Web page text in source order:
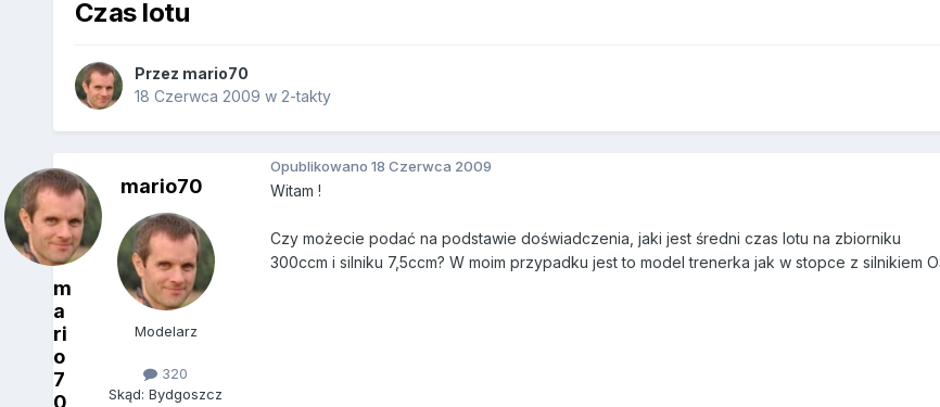
Czas lotu
Przez mario70
18 Czerwca 2009 w 2-takty
m
a
ri
o
7
0
mario70
Modelarz
320
Skąd: Bydgoszcz
Opublikowano 18 Czerwca 2009
Witam !
Czy możecie podać na podstawie doświadczenia, jaki jest średni czas lotu na zbiorniku
300ccm i silniku 7,5ccm? W moim przypadku jest to model trenerka jak w stopce z silnikiem